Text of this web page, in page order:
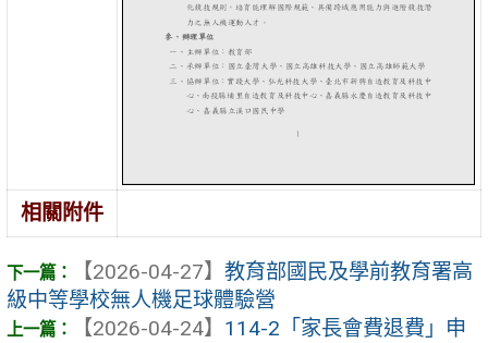
相關附件
【2026-04-27】 教育部國民及學前教育署高
級中等學校無人機足球體驗營
【2026-04-24】 114-2「家長會費退費」申